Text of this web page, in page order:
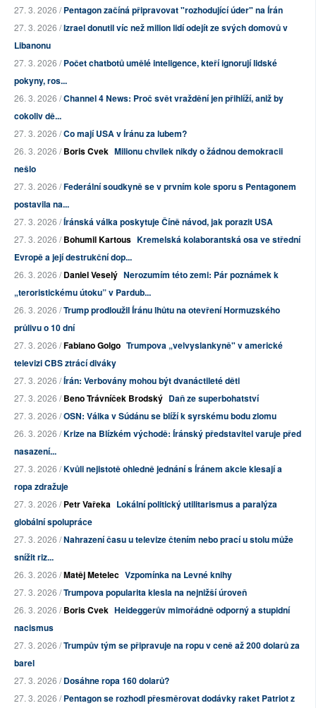
27. 3. 2026 /Pentagon začíná připravovat "rozhodující úder" na Írán
27. 3. 2026 /Izrael donutil víc než milion lidí odejít ze svých domovů v
Libanonu
27. 3. 2026 /Počet chatbotů umělé inteligence, kteří ignorují lidské
pokyny, ros...
26. 3. 2026 /Channel 4 News: Proč svět vraždění jen přihlíží, aniž by
cokoliv dě...
27. 3. 2026 /Co mají USA v Íránu za lubem?
26. 3. 2026 /Boris Cvek Milionu chvilek nikdy o žádnou demokracii
nešlo
27. 3. 2026 /Federální soudkyně se v prvním kole sporu s Pentagonem
postavila na...
27. 3. 2026 /Íránská válka poskytuje Číně návod, jak porazit USA
27. 3. 2026 /Bohumil Kartous Kremelská kolaborantská osa ve střední
Evropě a její destrukční dop...
26. 3. 2026 /Daniel Veselý Nerozumím této zemi: Pár poznámek k
„teroristickému útoku” v Pardub...
26. 3. 2026 /Trump prodloužil Íránu lhůtu na otevření Hormuzského
průlivu o 10 dní
27. 3. 2026 /Fabiano Golgo Trumpova „velvyslankyně" v americké
televizi CBS ztrácí diváky
27. 3. 2026 /Írán: Verbovány mohou být dvanáctileté děti
27. 3. 2026 /Beno Trávníček Brodský Daň ze superbohatství
27. 3. 2026 /OSN: Válka v Súdánu se blíží k syrskému bodu zlomu
26. 3. 2026 /Krize na Blízkém východě: Íránský představitel varuje před
nasazení...
27. 3. 2026 /Kvůli nejistotě ohledně jednání s Íránem akcie klesají a
ropa zdražuje
27. 3. 2026 /Petr Vařeka Lokální politický utilitarismus a paralýza
globální spolupráce
27. 3. 2026 /Nahrazení času u televize čtením nebo prací u stolu může
snížit riz...
26. 3. 2026 /Matěj Metelec Vzpomínka na Levné knihy
27. 3. 2026 /Trumpova popularita klesla na nejnižší úroveň
26. 3. 2026 /Boris Cvek Heideggerův mimořádně odporný a stupidní
nacismus
27. 3. 2026 /Trumpův tým se připravuje na ropu v ceně až 200 dolarů za
barel
27. 3. 2026 /Dosáhne ropa 160 dolarů?
27. 3. 2026 /Pentagon se rozhodl přesměrovat dodávky raket Patriot z